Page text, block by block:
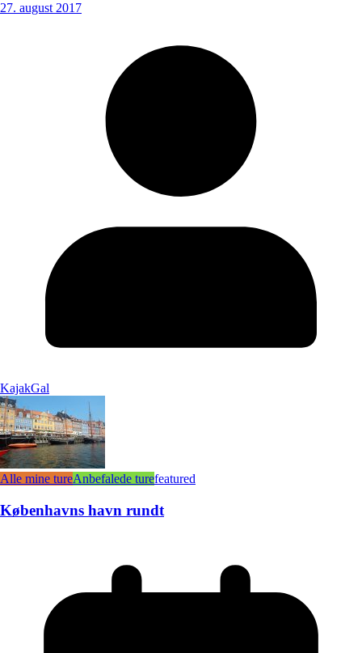
27. august 2017
KajakGal
Alle mine tureAnbefalede turefeatured
Københavns havn rundt